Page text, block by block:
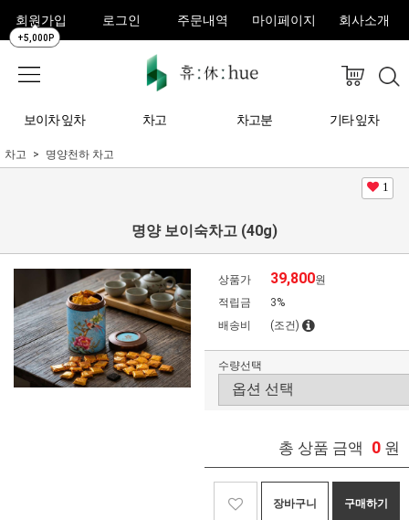
회원가입
+5,000P
로그인 주문내역 마이페이지 회사소개
보이차 잎차 차고 차고분 기타 잎차
차고 명양천하 차고
1
명양 보이숙차고 (40g)
상품가 39,800원
적립금
3%
배송비
(조건)
수량선택
총 상품 금액 0 원
장바구니 구매하기